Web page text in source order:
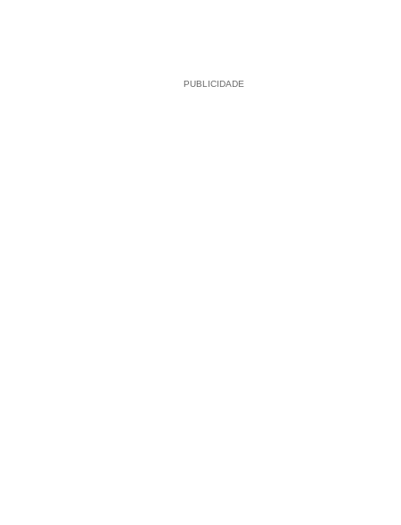
PUBLICIDADE